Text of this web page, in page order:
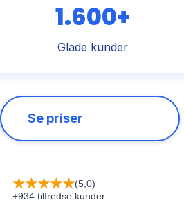
1.600+
Glade kunder
Se priser
★★★★★(5,0)
+934 tilfredse kunder